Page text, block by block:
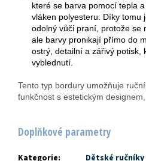
které se barva pomocí tepla
vláken polyesteru. Díky tomu
odolný vůči praní, protože se
ale barvy pronikají přímo do
ostrý, detailní a zářivý potisk,
vyblednutí.
Tento typ bordury umožňuje
funkčnost s estetickým
Doplňkové parametry
Kategorie:
Dětské ručníky